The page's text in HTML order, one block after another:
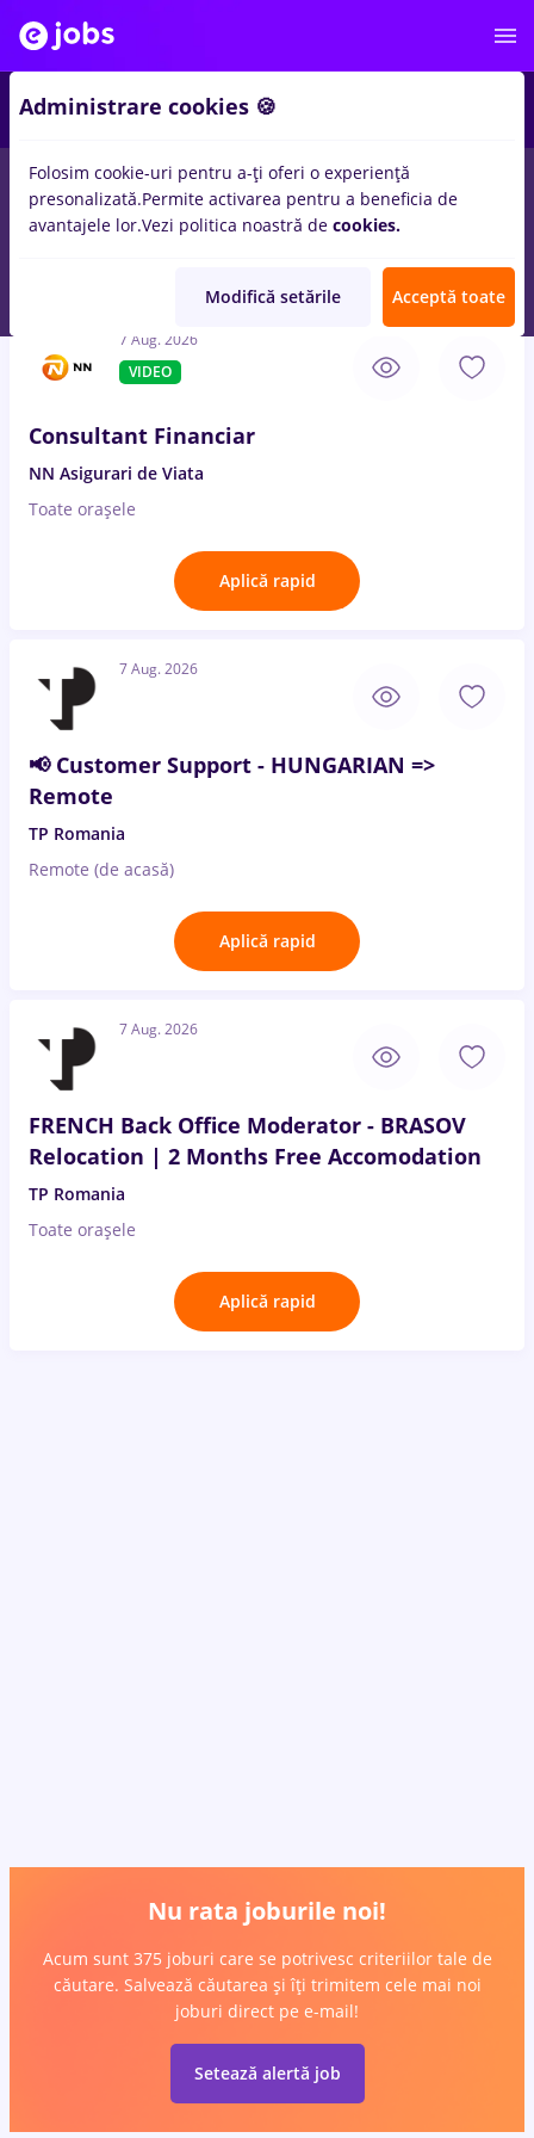
Salarii Fără experiență Entry-Level (< 2 ani)
7 Aug. 2026
VIDEO
Consultant Financiar
NN Asigurari de Viata
Toate oraşele
Aplică rapid
7 Aug. 2026
📢 Customer Support - HUNGARIAN =>
Remote
TP Romania
Remote (de acasă)
Aplică rapid
7 Aug. 2026
FRENCH Back Office Moderator - BRASOV
Relocation | 2 Months Free Accomodation
TP Romania
Toate oraşele
Aplică rapid
Nu rata joburile noi!
Acum sunt 375 joburi care se potrivesc criteriilor tale de
căutare. Salvează căutarea și îți trimitem cele mai noi
joburi direct pe e-mail!
Setează alertă job
Administrare cookies 🍪
Folosim cookie-uri pentru a-ți oferi o experiență
presonalizată.Permite activarea pentru a beneficia de
avantajele lor.Vezi politica noastră de cookies.
Modifică setările Acceptă toate